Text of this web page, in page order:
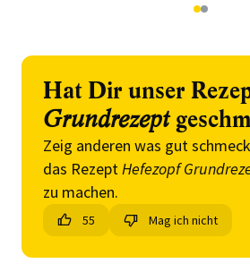
12
Hat Dir unser
Grundrezept
Zeig anderen was gut
das RezeptHefezopf
zu machen.
55 Mag ich nicht